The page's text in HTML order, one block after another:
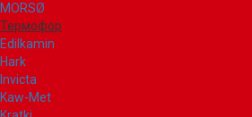
MORSØ
Термофор
Edilkamin
Hark
Invicta
Kaw-Met